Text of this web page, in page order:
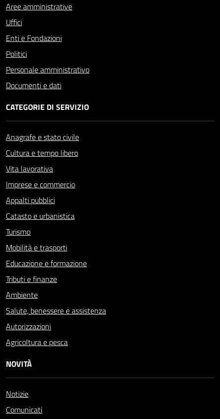
Aree amministrative
Uffici
Enti e Fondazioni
Politici
Personale amministrativo
Documenti e dati
CATEGORIE DI SERVIZIO
Anagrafe e stato civile
Cultura e tempo libero
Vita lavorativa
Imprese e commercio
Appalti pubblici
Catasto e urbanistica
Turismo
Mobilità e trasporti
Educazione e formazione
Tributi e finanze
Ambiente
Salute, benessere e assistenza
Autorizzazioni
Agricoltura e pesca
NOVITÀ
Notizie
Comunicati